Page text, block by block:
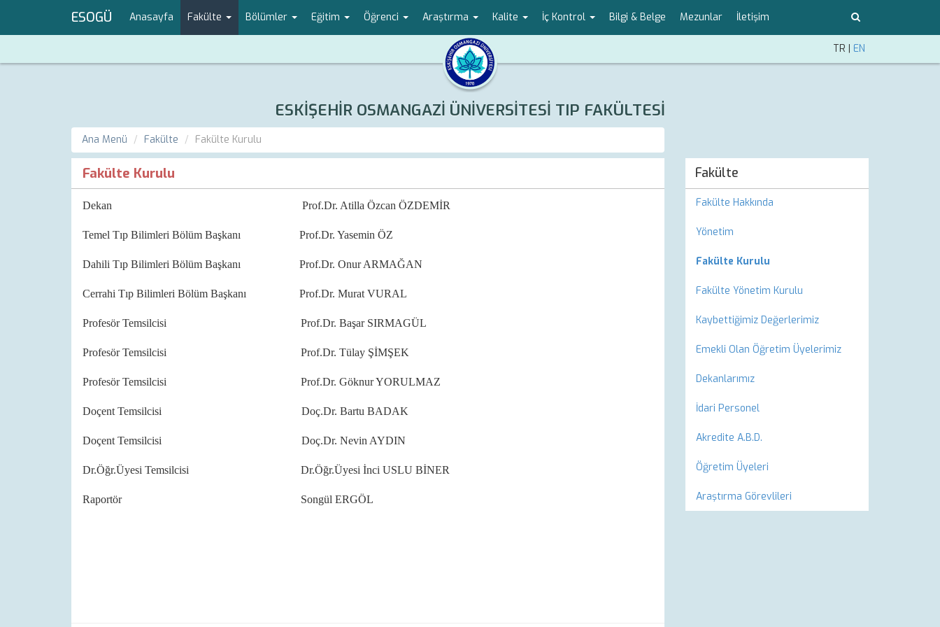
ESOGÜ Anasayfa Fakülte Bölümler Eğitim Öğrenci Araştırma Kalite İç Kontrol Bilgi & Belge Mezunlar İletişim
TR | EN
ESKİŞEHİR OSMANGAZİ ÜNİVERSİTESİ TIP FAKÜLTESİ
Ana Menü Fakülte Fakülte Kurulu
Fakülte Kurulu
Dekan Prof.Dr. Atilla Özcan ÖZDEMİR
Temel Tıp Bilimleri Bölüm Başkanı Prof.Dr. Yasemin ÖZ
Dahili Tıp Bilimleri Bölüm Başkanı Prof.Dr. Onur ARMAĞAN
Cerrahi Tıp Bilimleri Bölüm Başkanı Prof.Dr. Murat VURAL
Profesör Temsilcisi Prof.Dr. Başar SIRMAGÜL
Profesör Temsilcisi Prof.Dr. Tülay ŞİMŞEK
Profesör Temsilcisi Prof.Dr. Göknur YORULMAZ
Doçent Temsilcisi Doç.Dr. Bartu BADAK
Doçent Temsilcisi Doç.Dr. Nevin AYDIN
Dr.Öğr.Üyesi Temsilcisi Dr.Öğr.Üyesi İnci USLU BİNER
Raportör Songül ERGÖL
Fakülte
Fakülte Hakkında
Yönetim
Fakülte Kurulu
Fakülte Yönetim Kurulu
Kaybettiğimiz Değerlerimiz
Emekli Olan Öğretim Üyelerimiz
Dekanlarımız
İdari Personel
Akredite A.B.D.
Öğretim Üyeleri
Araştırma Görevlileri